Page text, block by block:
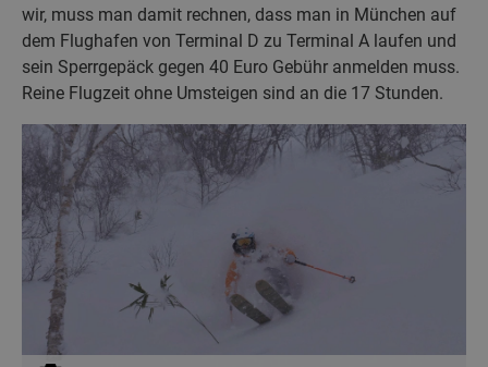
wir, muss man damit rechnen, dass man in München auf
dem Flughafen von Terminal D zu Terminal A laufen und
sein Sperrgepäck gegen 40 Euro Gebühr anmelden muss.
Reine Flugzeit ohne Umsteigen sind an die 17 Stunden.